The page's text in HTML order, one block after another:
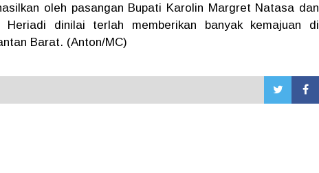
oleh pasangan Bupati Karolin Margret Natasa dan
Heriadi dinilai terlah memberikan banyak kemajuan di
Barat. (Anton/MC)